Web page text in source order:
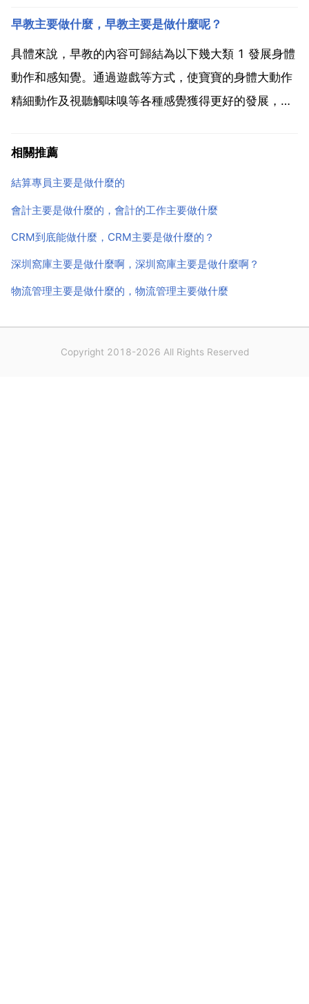
方法和實際的操作也要方便簡潔的同時也要注重產品的
美觀度。還有一種就是我們平時瀏覽的公眾賬號...
早教主要做什麼，早教主要是做什麼呢？
具體來說，早教的內容可歸結為以下幾大類 1 發展身體
動作和感知覺。通過遊戲等方式，使寶寶的身體大動作
精細動作及視聽觸味嗅等各種感覺獲得更好的發展，為
認知 發展社會性 適應生活打好基礎。2 培養使用語言
相關推薦
結算專員主要是做什麼的
會計主要是做什麼的，會計的工作主要做什麼
CRM到底能做什麼，CRM主要是做什麼的？
深圳窩庫主要是做什麼啊，深圳窩庫主要是做什麼啊？
物流管理主要是做什麼的，物流管理主要做什麼
Copyright 2018-2026 All Rights Reserved